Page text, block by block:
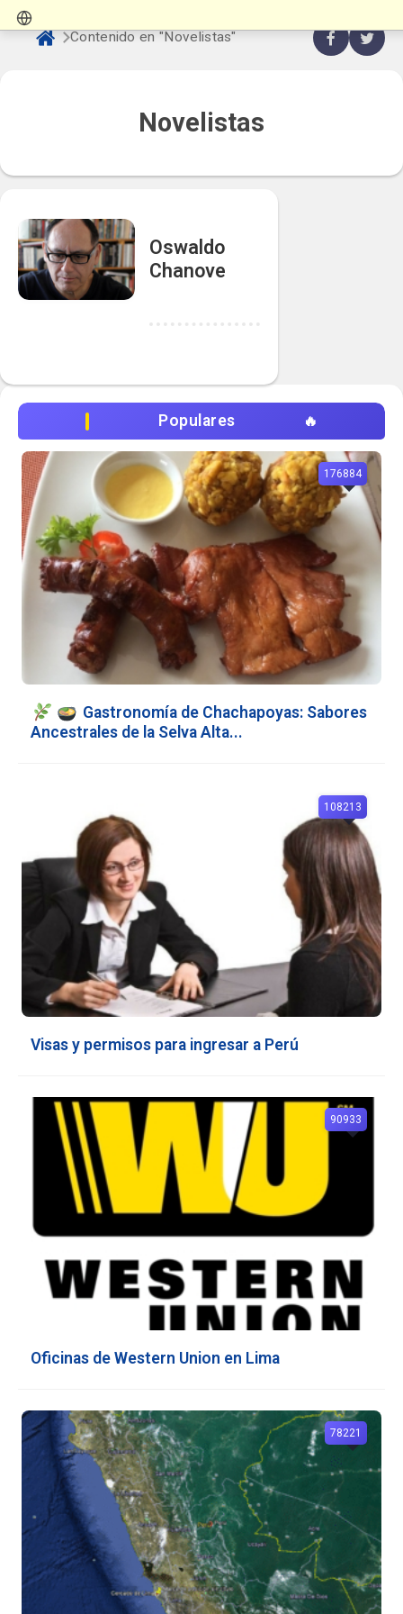
Contenido en "Novelistas"
Novelistas
Oswaldo
Chanove
Populares
Gastronomía de Chachapoyas: Sabores
Ancestrales de la Selva Alta...
176884
Visas y permisos para ingresar a Perú
108213
Oficinas de Western Union en Lima
90933
78221